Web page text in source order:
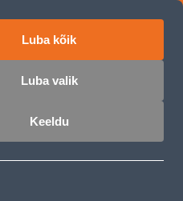
Luba kõik
Luba valik
Keeldu